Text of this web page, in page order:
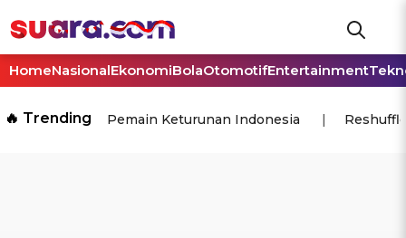
HomeNasionalEkonomiBolaOtomotifEntertainment
🔥 Trending Pemain Keturunan Indonesia